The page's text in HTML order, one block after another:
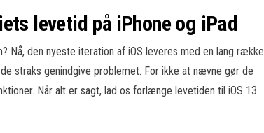
levetid på iPhone og iPad
Nå, den nyeste iteration af iOS leveres med en lang række
straks genindgive problemet. For ikke at nævne gør de
Når alt er sagt, lad os forlænge levetiden til iOS 13